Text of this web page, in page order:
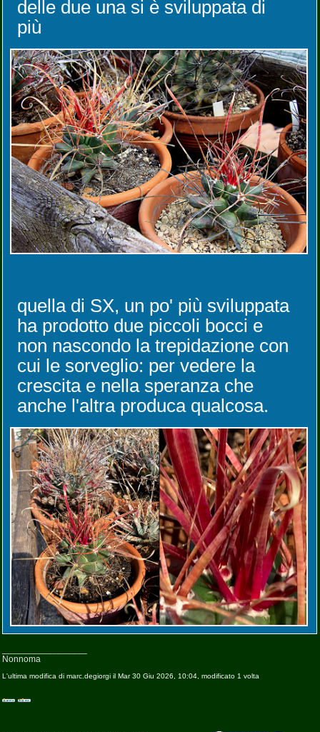
delle due una si è sviluppata di
più
quella di SX, un po' più sviluppata
ha prodotto due piccoli bocci e
non nascondo la trepidazione con
cui le sorveglio: per vedere la
crescita e nella speranza che
anche l'altra produca qualcosa.
Nonnoma
L'ultima modifica di marc.degiorgi il Mar 30 Giu 2026, 10:04, modificato 1 volta